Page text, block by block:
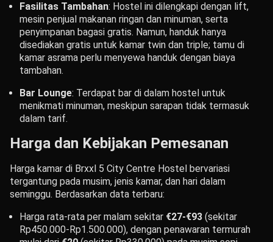
Fasilitas Tambahan: Hostel ini dilengkapi dengan lift,
mesin penjual makanan ringan dan minuman, serta
penyimpanan bagasi gratis. Namun, handuk hanya
disediakan gratis untuk kamar twin dan triple; tamu di
kamar asrama perlu menyewa handuk dengan biaya
tambahan.
Bar Lounge: Terdapat bar di dalam hostel untuk
menikmati minuman, meskipun sarapan tidak termasuk
dalam tarif.
Harga dan Kebijakan Pemesanan
Harga kamar di Brxxl 5 City Centre Hostel bervariasi
tergantung pada musim, jenis kamar, dan hari dalam
seminggu. Berdasarkan data terbaru:
Harga rata-rata per malam sekitar €27-€93 (sekitar
Rp450.000-Rp1.500.000), dengan penawaran termurah